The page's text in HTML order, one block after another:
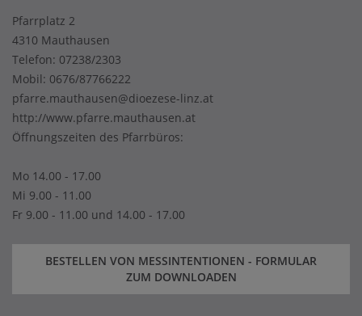
Pfarrplatz 2
4310 Mauthausen
Telefon: 07238/2303
Mobil: 0676/87766222
pfarre.mauthausen@dioezese-linz.at
http://www.pfarre.mauthausen.at
Öffnungszeiten des Pfarrbüros:
Mo 14.00 - 17.00
Mi 9.00 - 11.00
Fr 9.00 - 11.00 und 14.00 - 17.00
BESTELLEN VON MESSINTENTIONEN - FORMULAR
ZUM DOWNLOADEN